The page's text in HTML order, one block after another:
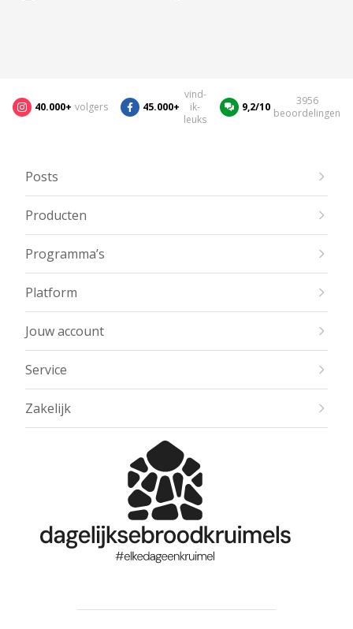
40.000+ volgers 45.000+
vind-
ik-
leuks
9,2/10
3956
beoordelingen
Posts
Producten
Programma’s
Platform
Jouw account
Service
Zakelijk